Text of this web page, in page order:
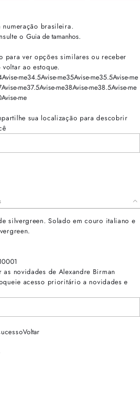
numeração brasileira.
o Guia de tamanhos.
para ver opções similares ou receber
ao estoque.
Avise-me34.5Avise-me35Avise-me35.5Avise-me
Avise-me37.5Avise-me38Avise-me38.5Avise-me
Avise-me
sua localização para descobrir
silvergreen. Solado em couro italiano e
as novidades de Alexandre Birman
acesso prioritário a novidades e
Voltar